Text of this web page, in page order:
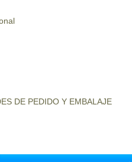
DE PEDIDO Y EMBALAJE